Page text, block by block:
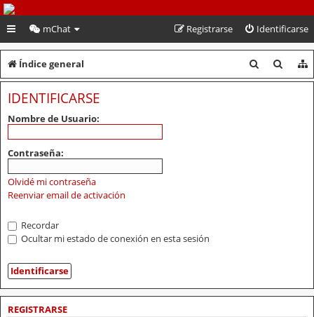
PeruVoley.com
mChat Identificarse
Registrarse
Índice general
u
u
IDENTIFICARSE
Nombre de Usuario:
Contraseña:
Olvidé mi contraseña
Reenviar email de activación
Recordar
Ocultar mi estado de conexión en esta sesión
REGISTRARSE